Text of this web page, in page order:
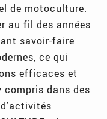
de motoculture.
au fil des années
savoir-faire
ce qui
efficaces et
compris dans des